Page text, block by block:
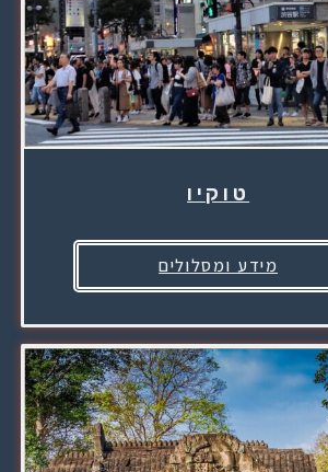
טוקיו
מידע ומסלולים